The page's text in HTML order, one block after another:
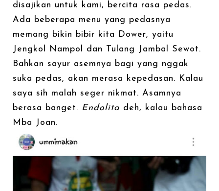
disajikan untuk kami, bercita rasa pedas.
Ada beberapa menu yang pedasnya
memang bikin bibir kita Dower, yaitu
Jengkol Nampol dan Tulang Jambal Sewot.
Bahkan sayur asemnya bagi yang nggak
suka pedas, akan merasa kepedasan. Kalau
saya sih malah seger nikmat. Asamnya
berasa banget. Endolita deh, kalau bahasa
Mba Joan.